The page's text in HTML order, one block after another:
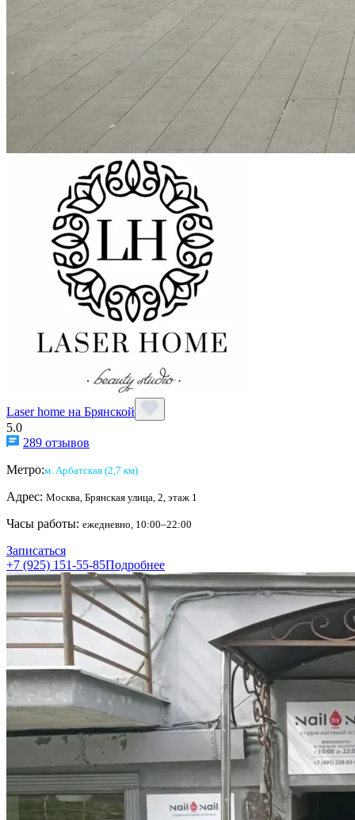
Laser home на Брянской
5.0
289 отзывов
Метро:м. Арбатская (2,7 км)
Адрес: Москва, Брянская улица, 2, этаж 1
Часы работы: ежедневно, 10:00–22:00
Записаться
+7 (925) 151-55-85Подробнее